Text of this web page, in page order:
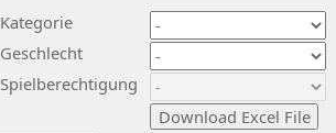
Kategorie
Geschlecht
Spielberechtigung